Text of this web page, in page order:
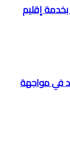
بخدمة إقليم
في مواجهة